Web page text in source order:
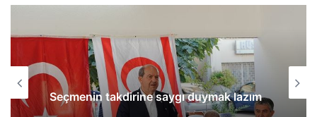
Seçmenin takdirine saygı duymak lazım